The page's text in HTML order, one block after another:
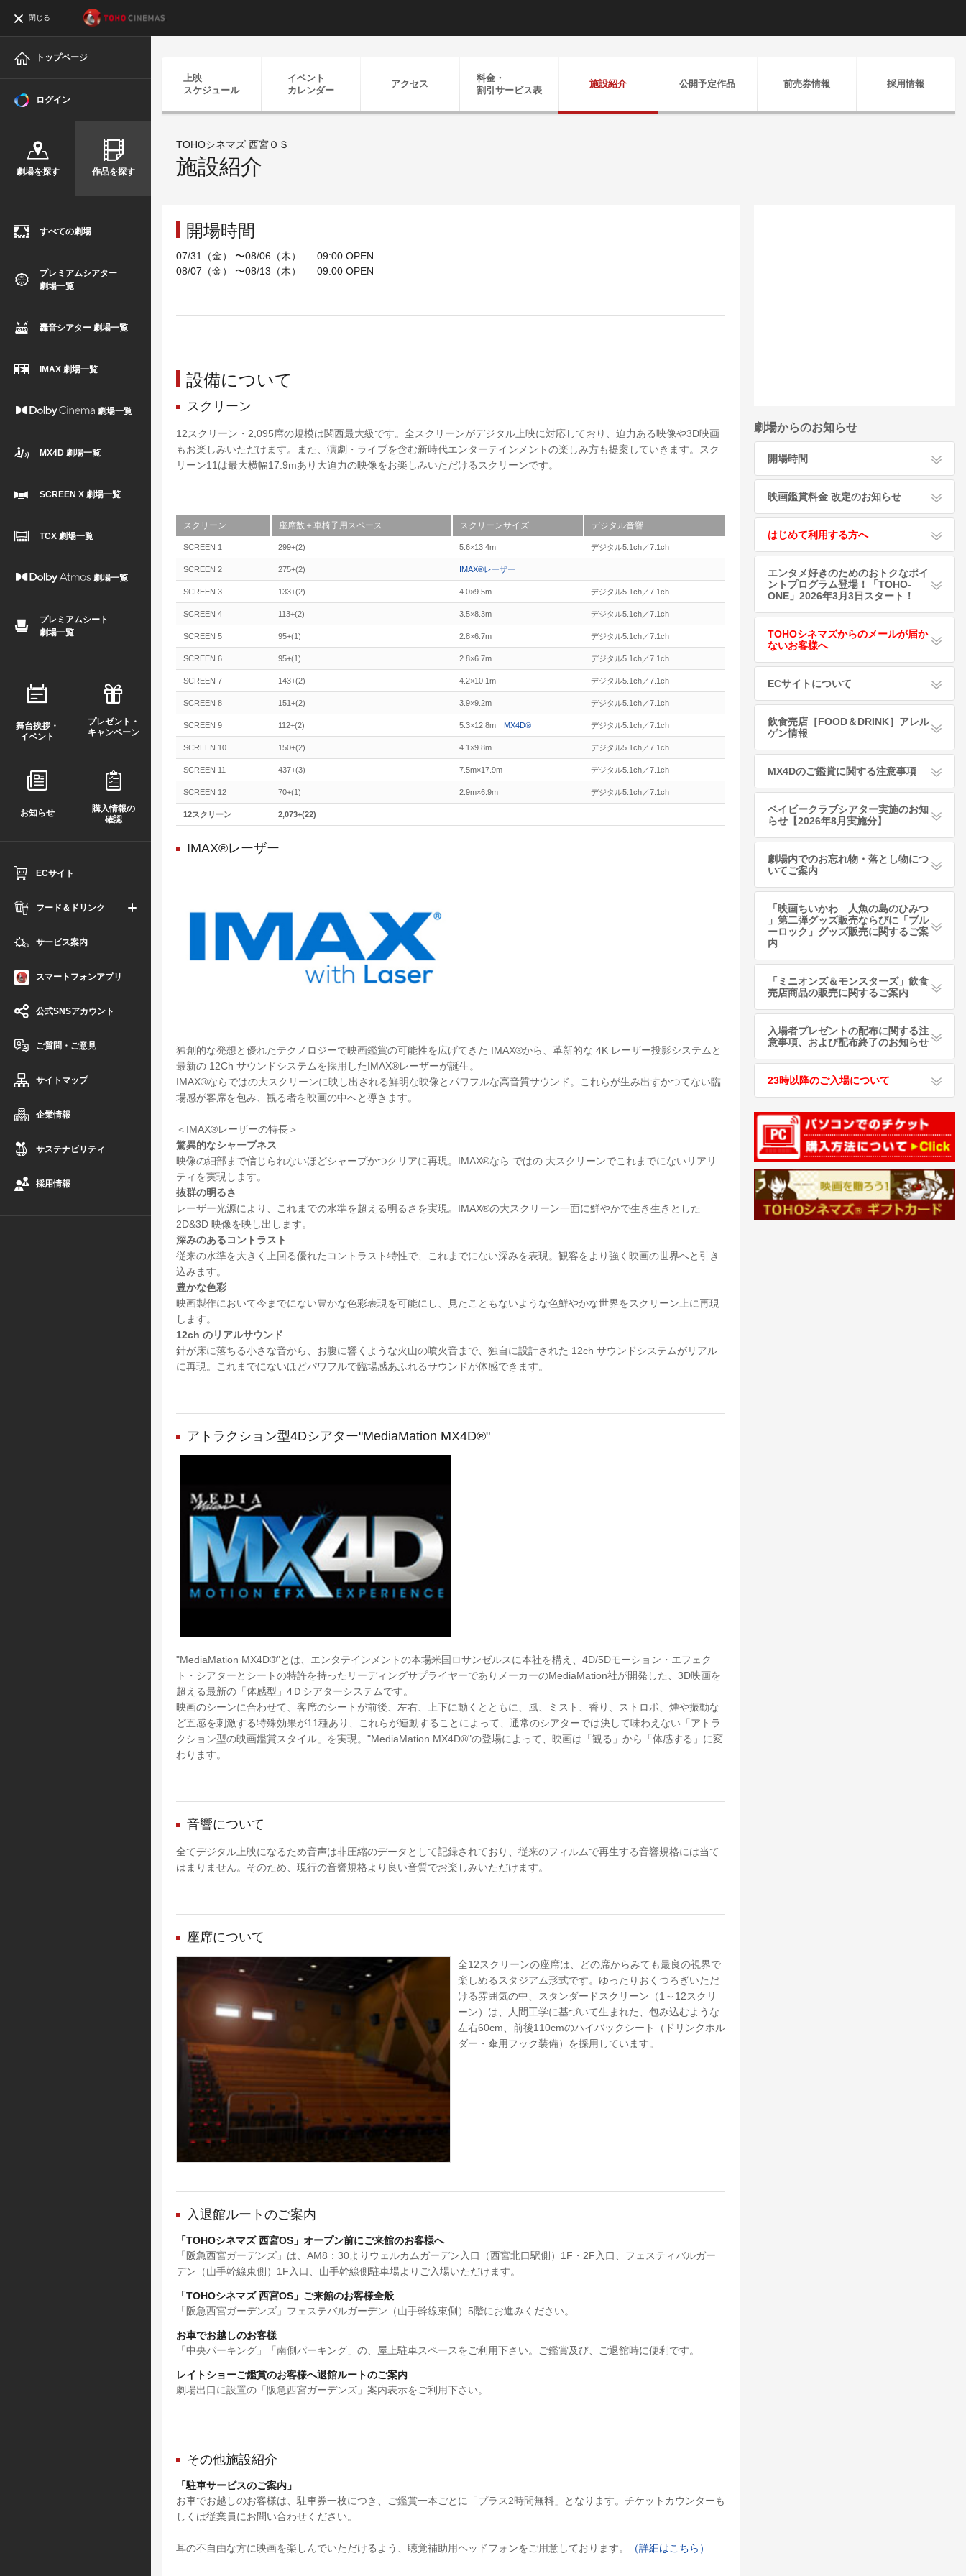
閉じる
トップページ
ログイン
劇場を探す 作品を探す
すべての劇場
プレミアムシアター
劇場一覧
轟音シアター 劇場一覧
IMAX 劇場一覧
劇場一覧
MX4D 劇場一覧
SCREEN X 劇場一覧
TCX 劇場一覧
劇場一覧
プレミアムシート
劇場一覧
舞台挨拶・
イベント
プレゼント・
キャンペーン
お知らせ
購入情報の
確認
ECサイト
フード＆ドリンク
サービス案内
スマートフォンアプリ
公式SNSアカウント
ご質問・ご意見
サイトマップ
企業情報
サステナビリティ
採用情報
上映
スケジュール
イベント
カレンダー
アクセス
料金・
割引 サービス表
施設紹介 公開予定作品 前売券情報 採用情報
TOHOシネマズ 西宮ＯＳ
施設紹介
開場時間
07/31（金） 〜08/06（木） 09:00 OPEN
08/07（金） 〜08/13（木） 09:00 OPEN
設備について
スクリーン
12スクリーン・2,095席の規模は関西最大級です。全スクリーンがデジタル上映に対応しており、迫力ある映像や3D映画
もお楽しみいただけます。また、演劇・ライブを含む新時代エンターテインメントの楽しみ方も提案していきます。スク
リーン11は最大横幅17.9mあり大迫力の映像をお楽しみいただけるスクリーンです。
スクリーン 座席数＋車椅子用スペース スクリーンサイズ デジタル音響
SCREEN 1 299+(2) 5.6×13.4m デジタル5.1ch／7.1ch
SCREEN 2 275+(2) IMAX®レーザー
SCREEN 3 133+(2) 4.0×9.5m デジタル5.1ch／7.1ch
SCREEN 4 113+(2) 3.5×8.3m デジタル5.1ch／7.1ch
SCREEN 5 95+(1) 2.8×6.7m デジタル5.1ch／7.1ch
SCREEN 6 95+(1) 2.8×6.7m デジタル5.1ch／7.1ch
SCREEN 7 143+(2) 4.2×10.1m デジタル5.1ch／7.1ch
SCREEN 8 151+(2) 3.9×9.2m デジタル5.1ch／7.1ch
SCREEN 9 112+(2) 5.3×12.8m MX4D® デジタル5.1ch／7.1ch
SCREEN 10 150+(2) 4.1×9.8m デジタル5.1ch／7.1ch
SCREEN 11 437+(3) 7.5m×17.9m デジタル5.1ch／7.1ch
SCREEN 12 70+(1) 2.9m×6.9m デジタル5.1ch／7.1ch
12スクリーン 2,073+(22)
IMAX®レーザー
独創的な発想と優れたテクノロジーで映画鑑賞の可能性を広げてきた IMAX®から、革新的な 4K レーザー投影システムと
最新の 12Ch サウンドシステムを採用したIMAX®レーザーが誕生。
IMAX®ならではの大スクリーンに映し出される鮮明な映像とパワフルな高音質サウンド。これらが生み出すかつてない臨
場感が客席を包み、観る者を映画の中へと導きます。
＜IMAX®レーザーの特長＞
驚異的なシャープネス
映像の細部まで信じられないほどシャープかつクリアに再現。IMAX®なら ではの 大スクリーンでこれまでにないリアリ
ティを実現します。
抜群の明るさ
レーザー光源により、これまでの水準を超える明るさを実現。IMAX®の大スクリーン一面に鮮やかで生き生きとした
2D&3D 映像を映し出します。
深みのあるコントラスト
従来の水準を大きく上回る優れたコントラスト特性で、これまでにない深みを表現。観客をより強く映画の世界へと引き
込みます。
豊かな色彩
映画製作において今までにない豊かな色彩表現を可能にし、見たこともないような色鮮やかな世界をスクリーン上に再現
します。
12ch のリアルサウンド
針が床に落ちる小さな音から、お腹に響くような火山の噴火音まで、独自に設計された 12ch サウンドシステムがリアル
に再現。これまでにないほどパワフルで臨場感あふれるサウンドが体感できます。
アトラクション型4Dシアター"MediaMation MX4D®"
"MediaMation MX4D®"とは、エンタテインメントの本場米国ロサンゼルスに本社を構え、4D/5Dモーション・エフェク
ト・シアターとシートの特許を持ったリーディングサプライヤーでありメーカーのMediaMation社が開発した、3D映画を
超える最新の「体感型」4Ｄシアターシステムです。
映画のシーンに合わせて、客席のシートが前後、左右、上下に動くとともに、風、ミスト、香り、ストロボ、煙や振動な
ど五感を刺激する特殊効果が11種あり、これらが連動することによって、通常のシアターでは決して味わえない「アトラ
クション型の映画鑑賞スタイル」を実現。"MediaMation MX4D®"の登場によって、映画は「観る」から「体感する」に変
わります。
音響について
全てデジタル上映になるため音声は非圧縮のデータとして記録されており、従来のフィルムで再生する音響規格には当て
はまりません。そのため、現行の音響規格より良い音質でお楽しみいただけます。
座席について
全12スクリーンの座席は、どの席からみても最良の視界で
楽しめるスタジアム形式です。ゆったりおくつろぎいただ
ける雰囲気の中、スタンダードスクリーン（1～12スクリ
ーン）は、人間工学に基づいて生まれた、包み込むような
左右60cm、前後110cmのハイバックシート（ドリンクホル
ダー・傘用フック装備）を採用しています。
入退館ルートのご案内
「TOHOシネマズ 西宮OS」オープン前にご来館のお客様へ
「阪急西宮ガーデンズ」は、AM8：30よりウェルカムガーデン入口（西宮北口駅側）1F・2F入口、フェスティバルガー
デン（山手幹線東側）1F入口、山手幹線側駐車場よりご入場いただけます。
「TOHOシネマズ 西宮OS」ご来館のお客様全般
「阪急西宮ガーデンズ」フェステバルガーデン（山手幹線東側）5階にお進みください。
お車でお越しのお客様
「中央パーキング」「南側パーキング」の、屋上駐車スペースをご利用下さい。ご鑑賞及び、ご退館時に便利です。
レイトショーご鑑賞のお客様へ退館ルートのご案内
劇場出口に設置の「阪急西宮ガーデンズ」案内表示をご利用下さい。
その他施設紹介
「駐車サービスのご案内」
お車でお越しのお客様は、駐車券一枚につき、ご鑑賞一本ごとに「プラス2時間無料」となります。チケットカウンターも
しくは従業員にお問い合わせください。
耳の不自由な方に映画を楽しんでいただけるよう、聴覚補助用ヘッドフォンをご用意しております。 （詳細はこちら）
劇場からのお知らせ
開場時間
映画鑑賞料金 改定のお知らせ
はじめて利用する方へ
エンタメ好きのためのおトクなポイ
ントプログラム登場！「TOHO-
ONE」2026年3月3日スタート！
TOHOシネマズからのメールが届か
ないお客様へ
ECサイトについて
飲食売店［FOOD＆DRINK］アレル
ゲン情報
MX4Dのご鑑賞に関する注意事項
ベイビークラブシアター実施のお知
らせ【2026年8月実施分】
劇場内でのお忘れ物・落とし物につ
いてご案内
「映画ちいかわ 人魚の島のひみつ
」第二弾グッズ販売ならびに「ブル
ーロック」グッズ販売に関するご案
内
「ミニオンズ＆モンスターズ」飲食
売店商品の販売に関するご案内
入場者プレゼントの配布に関する注
意事項、および配布終了のお知らせ
23時以降のご入場について